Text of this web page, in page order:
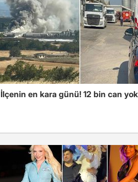
İlçenin en kara günü! 12 bin can